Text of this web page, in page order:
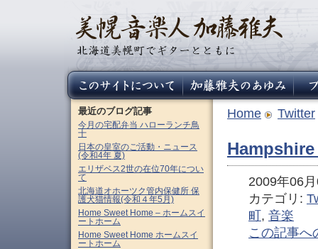
Home Twitter
2009年06
カテゴリ:
町 , 音楽
この記事へ
最近のブログ記事
今月の宅配弁当 ハローランチ鳥
十
日本の皇室のご活動・ニュース
(令和4年 夏)
エリザベス2世の在位70年につい
て
北海道オホーツク管内保健所 保
護犬猫情報(令和４年5月)
Home Sweet Home – ホームスイ
ートホーム
Home Sweet Home ホームスイ
ートホーム